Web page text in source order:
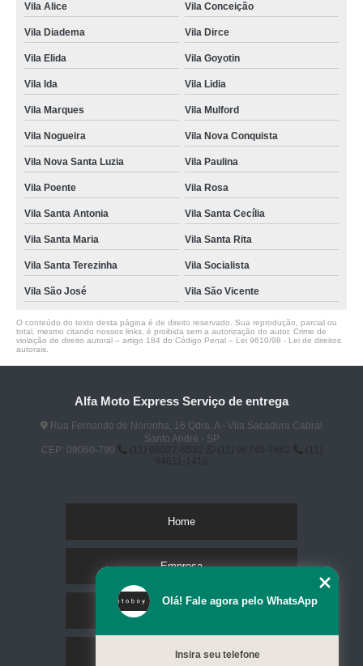
Vila Alice Vila Conceição
Vila Diadema Vila Dirce
Vila Elida Vila Goyotin
Vila Ida Vila Lidia
Vila Marques Vila Mulford
Vila Nogueira Vila Nova Conquista
Vila Nova Santa Luzia Vila Paulina
Vila Poente Vila Rosa
Vila Santa Antonia Vila Santa Cecília
Vila Santa Maria Vila Santa Rita
Vila Santa Terezinha Vila Socialista
Vila São José Vila São Vicente
O conteúdo do texto desta página é de direito reservado. Sua reprodução, parcial ou
total, mesmo citando nossos links, é proibida sem a autorização do autor. Crime de
violação de direito autoral – artigo 184 do Código Penal – Lei 9610/98 - Lei de direitos
autorais
Alfa Moto Express Serviço de entrega
Rua Fernando de Noronha, 16 Qdra. A - Vila Sacadura Cabral
Santo André - SP
CEP: 09060-790
(11) 96027-6532 (11) 96745-7662
(11)
94611-1418
Home
Empresa
Serviços
Olá! Fale agora pelo WhatsApp
Insira seu telefone